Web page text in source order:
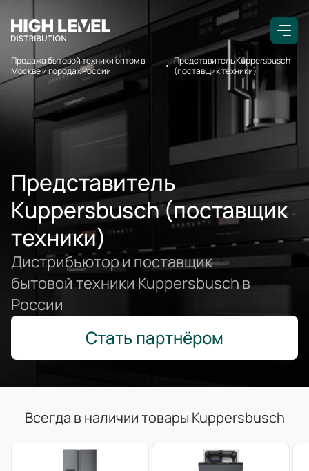
Продажа бытовой техники оптом в
Москве и городах России.
Представитель Kuppersbusch
(поставщик техники)
Представитель
Kuppersbusch (поставщик
техники)
Дистрибьютор и поставщик
бытовой техники Kuppersbusch в
России
Стать партнёром
Всегда в наличии товары Kuppersbusch